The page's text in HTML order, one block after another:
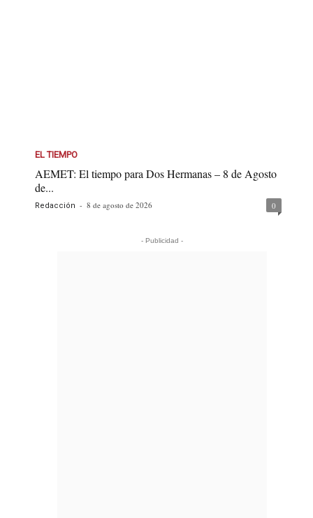
EL TIEMPO
AEMET: El tiempo para Dos Hermanas – 8 de Agosto
de...
Redacción - 8 de agosto de 2026 0
- Publicidad -